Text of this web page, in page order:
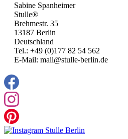
Sabine Spanheimer
Stulle®
Brehmestr. 35
13187 Berlin
Deutschland
Tel.: +49 (0)177 82 54 562
E-Mail: mail@stulle-berlin.de